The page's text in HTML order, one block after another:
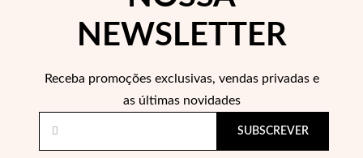
NEWSLETTER
Receba promoções exclusivas, vendas privadas e
as últimas novidades
SUBSCREVER